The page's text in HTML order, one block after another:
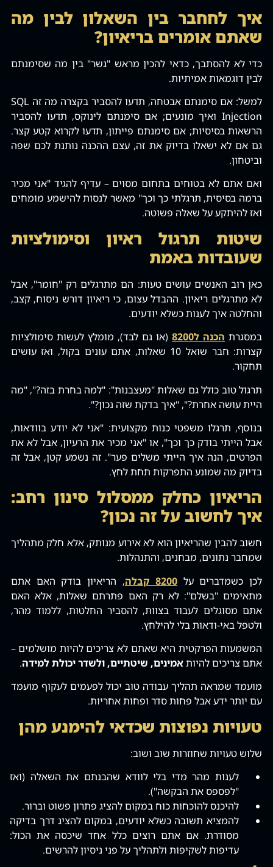
איך לחחבר בין השאלון לבין מה
שאתם אומרים בריאיון?
כדי לא להסתבך‚ כדאי להכין מראש "גשר" בין מה שסימנתם
לבין דוגמאות אמיתיות.
למשל: אם סימנתם אבטחה‚ תדעו להסביר בקצרה מה זה SQL
Injection ואיך מונעים; אם סימנתם לינוקס‚ תדעו להסביר
הרשאות בסיסיות; אם סימנתם פייתון‚ תדעו לקרוא קטע קצר.
גם אם לא ישאלו בדיוק את זה‚ עצם ההכנה נותנת לכם שפה
וביטחון.
ואם אתם לא בטוחים בתחום מסוים – עדיף להגיד "אני מכיר
ברמה בסיסית‚ תרגלתי כך וכך" מאשר לנסות להישמע מומחים
ואז להיתקע על שאלה פשוטה.
שיטות תרגול ראיון וסימולציות
שעובדות באמת
כאן רוב האנשים עושים טעות: הם מתרגלים רק "חומר"‚ אבל
לא מתרגלים ריאיון. ההבדל עצום‚ כי ריאיון דורש ניסוח‚ קצב‚
והחלטה איך לענות כשלא יודעים.
במסגרת הכנה ל8200
(או גם לבד)‚ מומלץ לעשות סימולציות
קצרות: חבר שואל 10 שאלות‚ אתם עונים בקול‚ ואז עושים
תחקור.
תרגול טוב כולל גם שאלות "מעצבנות": "למה בחרת בזה?"‚ "מה
היית עושה אחרת?"‚ "איך בדקת שזה נכון?".
בנוסף‚ תרגלו משפטי כנות מקצועית: "אני לא יודע בוודאות‚
אבל הייתי בודק כך וכך"‚ או "אני מכיר את הרעיון‚ אבל לא את
הפרטים‚ הנה איך הייתי משלים פער". זה נשמע קטן‚ אבל זה
בדיוק מה שמונע התפרקות תחת לחץ.
הריאיון כחלק ממסלול סינון רחב:
איך לחשוב על זה נכון?
חשוב להבין שהריאיון הוא לא אירוע מנותק‚ אלא חלק מתהליך
שמחבר נתונים‚ מבחנים‚ והתנהלות.
לכן כשמדברים על8200 קבלה
‚ הריאיון בודק האם אתם
מתאימים "בשלם": לא רק האם פתרתם שאלות‚ אלא האם
אתם מסוגלים לעבוד בצוות‚ להסביר החלטות‚ ללמוד מהר‚
ולטפל באי-ודאות בלי להילחץ.
המשמעות הפרקטית היא שאתם לא צריכים להיות מושלמים –
אתם צריכים להיותאמינים‚ שיטתיים‚ ולשדר יכולת למידה.
מועמד שמראה תהליך עבודה טוב יכול לפעמים לעקוף מועמד
עם יותר ידע אבל פחות סדר ופחות אחריות.
טעויות נפוצות שכדאי להימנע מהן
שלוש טעויות שחוזרות שוב ושוב:
לענות מהר מדי בלי לוודא שהבנתם את השאלה (ואז
"לפספס את הבקשה").
להיכנס להוכחות כוח במקום להציג פתרון פשוט וברור.
להמציא תשובה כשלא יודעים‚ במקום להציג דרך בדיקה
מסודרת. אם אתם רוצים כלל אחד שיכסה את הכול:
עדיפות לשקיפות ולתהליך על פני ניסיון להרשים.